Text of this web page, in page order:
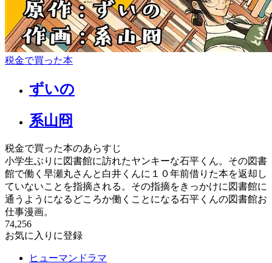
税金で買った本
ずいの
系山冏
税金で買った本のあらすじ
小学生ぶりに図書館に訪れたヤンキーな石平くん。その図書
館で働く早瀬丸さんと白井くんに１０年前借りた本を返却し
ていないことを指摘される。その指摘をきっかけに図書館に
通うようになるどころか働くことになる石平くんの図書館お
仕事漫画。
74,256
お気に入りに登録
ヒューマンドラマ